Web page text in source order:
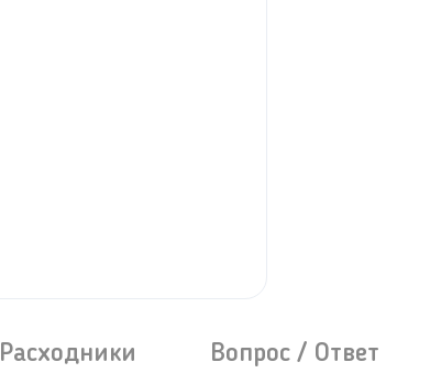
Расходники Вопрос / Ответ